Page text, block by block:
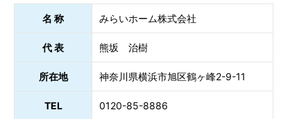
名 称 みらいホーム株式会社
代 表 熊坂 治樹
所在地 神奈川県横浜市旭区鶴ヶ峰2-9-11
TEL 0120-85-8886